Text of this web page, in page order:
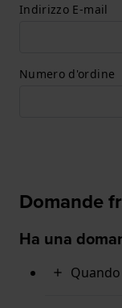
Indirizzo E-mail
Numero d'ordine
Domande
Ha una